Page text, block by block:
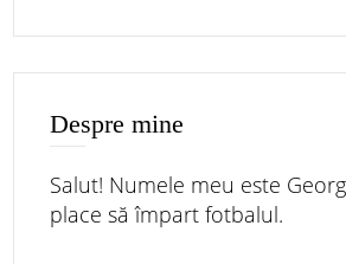
Despre mine
Salut! Numele meu este
place să împart fotbalul.